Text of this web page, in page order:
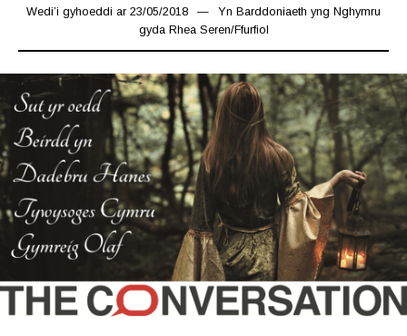
Wedi’i gyhoeddi ar 23/05/2018 15/03/2019
Yn Barddoniaeth yng Nghymru
gyda Rhea Seren/Ffurfiol